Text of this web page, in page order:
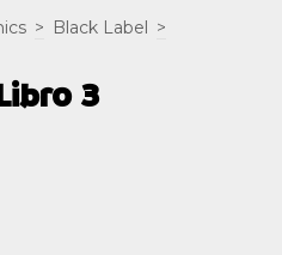
> Black Label
>
3